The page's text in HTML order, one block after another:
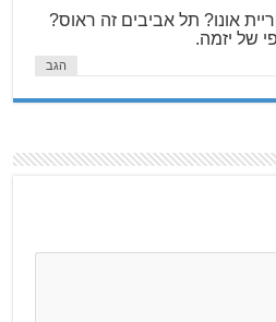
אונו? תל אביבים זה ראוס?
של יזמה.
הגב